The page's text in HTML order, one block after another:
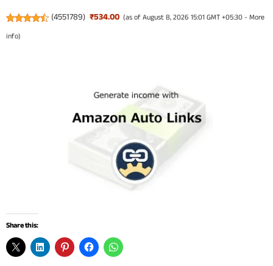
(4551789) ₹534.00 (as of August 8, 2026 15:01 GMT +05:30 -More
info)
Share this: